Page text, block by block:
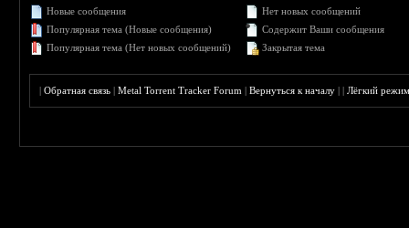
Новые сообщения
Популярная тема (Новые сообщения)
Популярная тема (Нет новых сообщений)
Нет новых сообщений
Содержит Ваши сообщения
Закрытая тема
|Обратная связь |Metal Torrent Tracker Forum |Вернуться к началу ||Лёгкий